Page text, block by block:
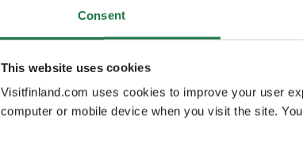
Consent
This website uses cookies
Visitfinland.com uses cookies to improve your user
computer or mobile device when you visit the site.